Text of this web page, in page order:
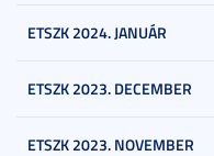
ETSZK 2024. JANUÁR
ETSZK 2023. DECEMBER
ETSZK 2023. NOVEMBER